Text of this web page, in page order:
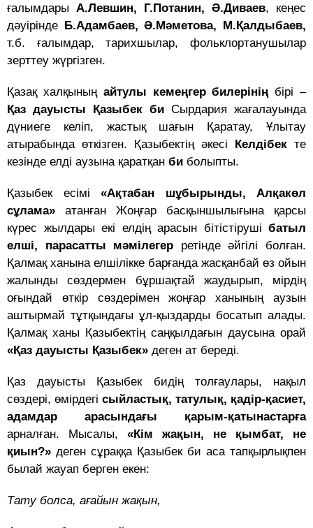
ғалымдары А.Левшин, Г.Потанин, Ә.Диваев, кеңес
дәуірінде
Б.Адамбаев, Ә.Мәметова, М.Қалдыбаев,
т.б. ғалымдар, тарихшылар, фольклортанушылар
зерттеу жүргізген.
Қазақ халқының айтулы кемеңгер билерінің бірі –
Қаз дауысты Қазыбек би Сырдария жағалауында
дүниеге келіп, жастық шағын Қаратау, Ұлытау
атырабында өткізген. Қазыбектің әкесі
Келдібек те
кезінде елді аузына қаратқан би болыпты.
Қазыбек есімі «Ақтабан шұбырынды, Алқакөл
сұлама» атанған Жоңғар басқыншылығына қарсы
күрес жылдары екі елдің арасын бітістіруші батыл
елші, парасатты мәмілегер ретінде әйгілі болған.
Қалмақ ханына елшілікке барғанда жасқанбай өз ойын
жалынды сөздермен бұршақтай жаудырып, мірдің
оғындай өткір сөздерімен жоңғар ханының аузын
аштырмай тұтқындағы ұл-қыздарды босатып алады.
Қалмақ ханы Қазыбектің саңқылдағын даусына орай
«Қаз дауысты Қазыбек» деген ат береді.
Қаз дауысты Қазыбек бидің толғаулары, нақыл
сөздері, өмірдегі сыйластық, татулық, қадір-қасиет,
адамдар арасындағы қарым-қатынастарға
арналған. Мысалы, «Кім жақын, не қымбат, не
қиын?» деген сұраққа Қазыбек би аса тапқырлықпен
былай жауап берген екен:
Тату болса, ағайын жақын,